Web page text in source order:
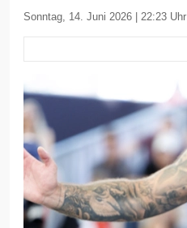
Sonntag, 14. Juni 2026 | 22:23 Uhr